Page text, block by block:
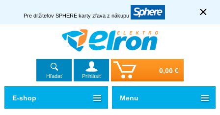
Pre držiteľov SPHERE karty zľava z nákupu ×
Hľadať Prihlásiť
0,00 €
E-shop Menu